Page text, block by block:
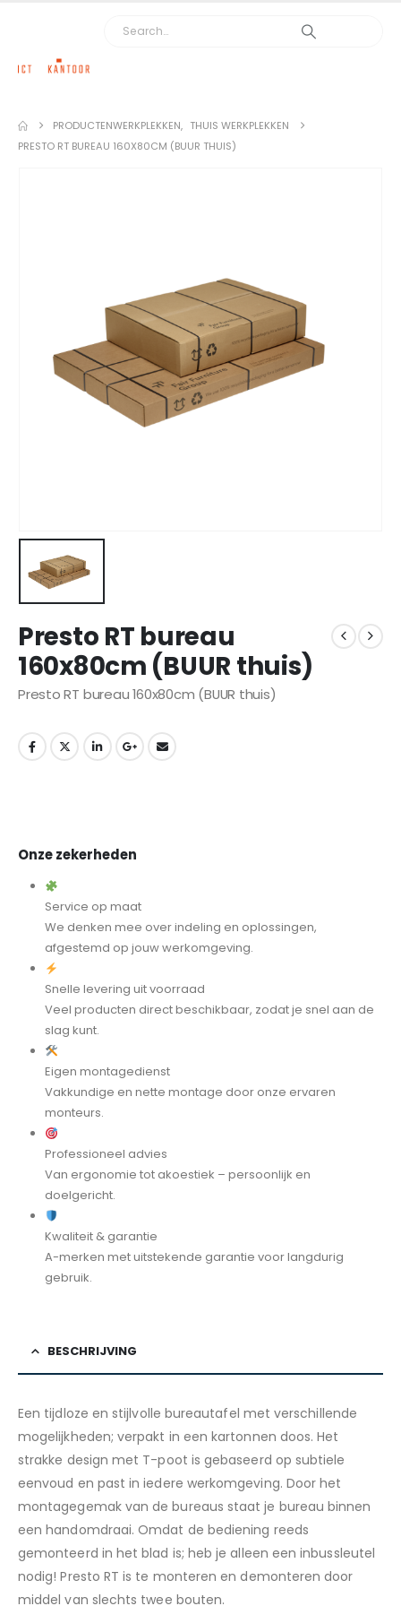
PRODUCTENWERKPLEKKEN, THUIS WERKPLEKKEN
PRESTO RT BUREAU 160X80CM (BUUR THUIS)
Presto RT bureau
160x80cm (BUUR thuis)
Presto RT bureau 160x80cm (BUUR thuis)
Onze zekerheden
Service op maat
We denken mee over indeling en oplossingen,
afgestemd op jouw werkomgeving.
Snelle levering uit voorraad
Veel producten direct beschikbaar, zodat je snel aan de
slag kunt.
Eigen montagedienst
Vakkundige en nette montage door onze ervaren
monteurs.
Professioneel advies
Van ergonomie tot akoestiek – persoonlijk en
doelgericht.
Kwaliteit & garantie
A-merken met uitstekende garantie voor langdurig
gebruik.
BESCHRIJVING
Een tijdloze en stijlvolle bureautafel met verschillende
mogelijkheden; verpakt in een kartonnen doos. Het
strakke design met T-poot is gebaseerd op subtiele
eenvoud en past in iedere werkomgeving. Door het
montagegemak van de bureaus staat je bureau binnen
een handomdraai. Omdat de bediening reeds
gemonteerd in het blad is; heb je alleen een inbussleutel
nodig! Presto RT is te monteren en demonteren door
middel van slechts twee bouten.